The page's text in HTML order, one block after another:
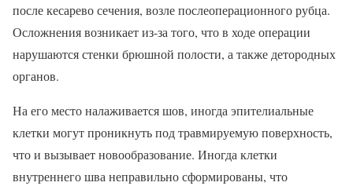
после кесарево сечения, возле послеоперационного рубца.
Осложнения возникает из-за того, что в ходе операции
нарушаются стенки брюшной полости, а также детородных
органов.
На его место налаживается шов, иногда эпителиальные
клетки могут проникнуть под травмируемую поверхность,
что и вызывает новообразование. Иногда клетки
внутреннего шва неправильно сформированы, что